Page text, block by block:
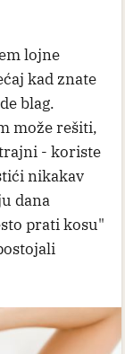
lojne
kad znate
blag.
može rešiti,
- koriste
nikakav
dana
prati kosu"